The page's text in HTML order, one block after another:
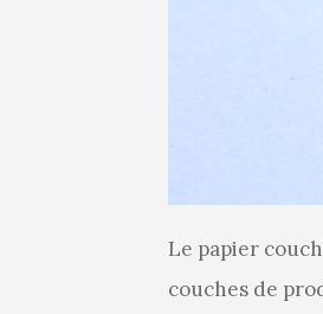
Le papier
couches de